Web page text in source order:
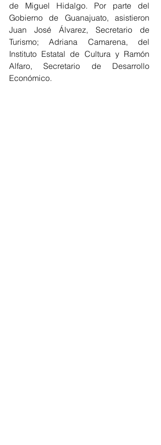
de Miguel Hidalgo. Por parte del
Gobierno de Guanajuato, asistieron
Juan José Álvarez, Secretario de
Turismo; Adriana Camarena, del
Instituto Estatal de Cultura y Ramón
Alfaro, Secretario de Desarrollo
Económico.